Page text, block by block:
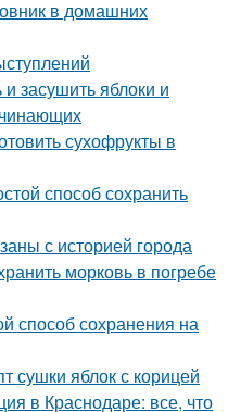
в домашних
засушить яблоки и
сухофрукты в
способ сохранить
с историей города
морковь в погребе
способ сохранения на
сушки яблок с корицей
в Краснодаре: все, что